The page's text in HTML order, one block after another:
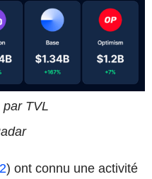
TVL
) ont connu une activité